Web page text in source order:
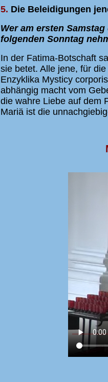
5. Die Beleidigungen
Wer am ersten
folgenden Sonntag
In der Fatima-Botschaft
sie betet. Alle jene, für
Enzyklika Mysticy
abhängig macht vom
die wahre Liebe auf dem
Mariä ist die